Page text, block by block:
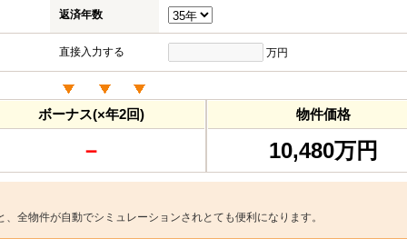
返済年数
直接入力する 万円
ボーナス(×年2回)
－
物件価格
10,480万円
全物件が自動でシミュレーションされとても便利になります。